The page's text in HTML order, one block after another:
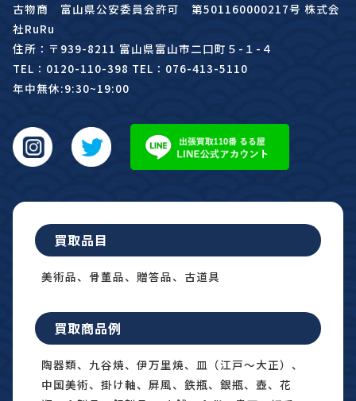
古物商 富山県公安委員会許可 第501160000217号 株式会
社RuRu
住所：〒939-8211 富山県富山市二口町５-１-４
TEL：0120-110-398 TEL：076-413-5110
年中無休:9:30~19:00
買取品目
美術品、骨董品、贈答品、古道具
買取商品例
陶器類、九谷焼、伊万里焼、皿（江戸〜大正）、
中国美術、掛け軸、屏風、鉄瓶、銀瓶、壺、花